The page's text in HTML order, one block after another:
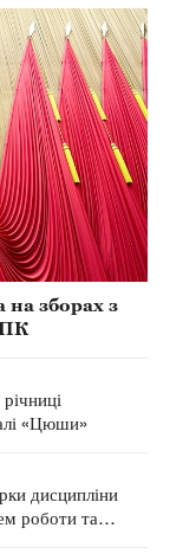
на зборах з
«Цюши»
дисципліни
роботи та